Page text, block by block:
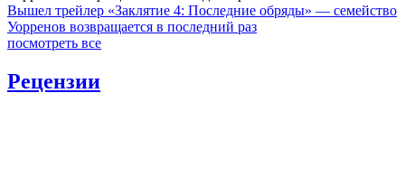
Вышел трейлер «Заклятие 4: Последние обряды» — семейство
Уорренов возвращается в последний раз
посмотреть все
Рецензии